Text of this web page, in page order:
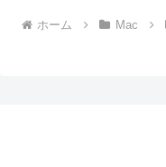
ホーム Mac